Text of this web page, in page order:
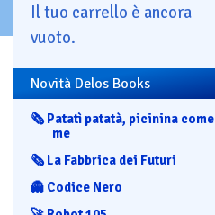
Il tuo carrello è ancora
vuoto.
Novità Delos Books
🗞️ Patatì patatà, picinina come
me
🗞️ La Fabbrica dei Futuri
👻 Codice Nero